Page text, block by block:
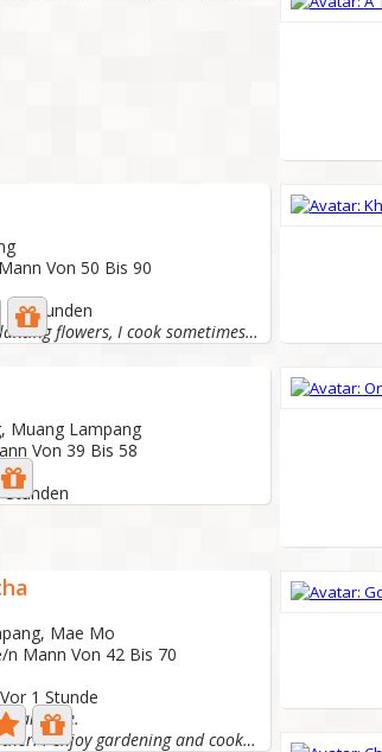
Von 50 Bis 90
20 Stunden
About me: I like planting flowers, I cook sometimes, and...
Muang Lampang
Von 39 Bis 58
Mae Mo
n Mann Von 42 Bis 70
1 Stunde
marriage.
Im a single mother. I enjoy gardening and cooking my...